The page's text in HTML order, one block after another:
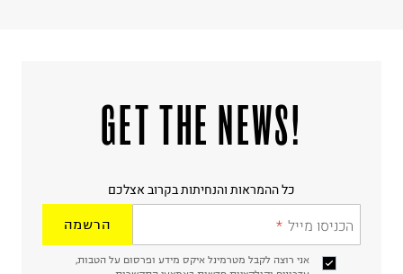
!GET THE NEWS
כל ההמראות והנחיתות בקרוב אצלכם
הכניסו מייל הרשמה
אני רוצה לקבל מטרמינל איקס מידע ופרסום על הטבות,